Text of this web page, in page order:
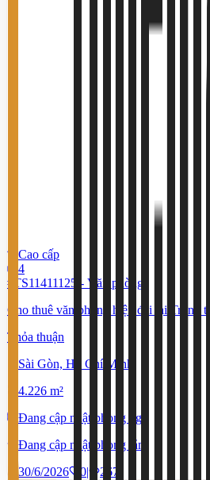
Cao cấp
4
#TS11411125 - Văn phòng
Cho thuê văn phòng hiện đại tại Trung
Thỏa thuận
Sài Gòn, Hồ Chí Minh
4.226 m²
Đang cập nhật phòng ngủ
Đang cập nhật phòng tắm
30/6/2026
0| 267